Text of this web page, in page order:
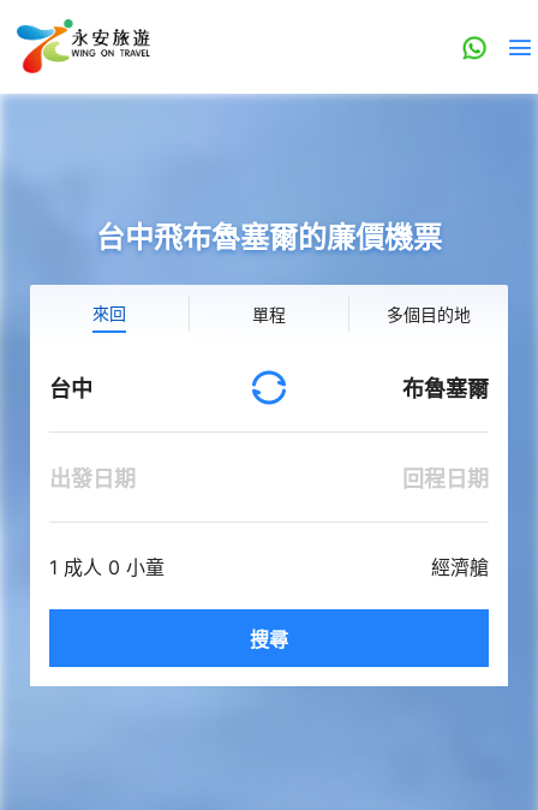
台中飛布魯塞爾的廉價機票
來回 單程 多個目的地
台中 布魯塞爾
出發日期 回程日期
1 成人 0 小童 經濟艙
搜尋